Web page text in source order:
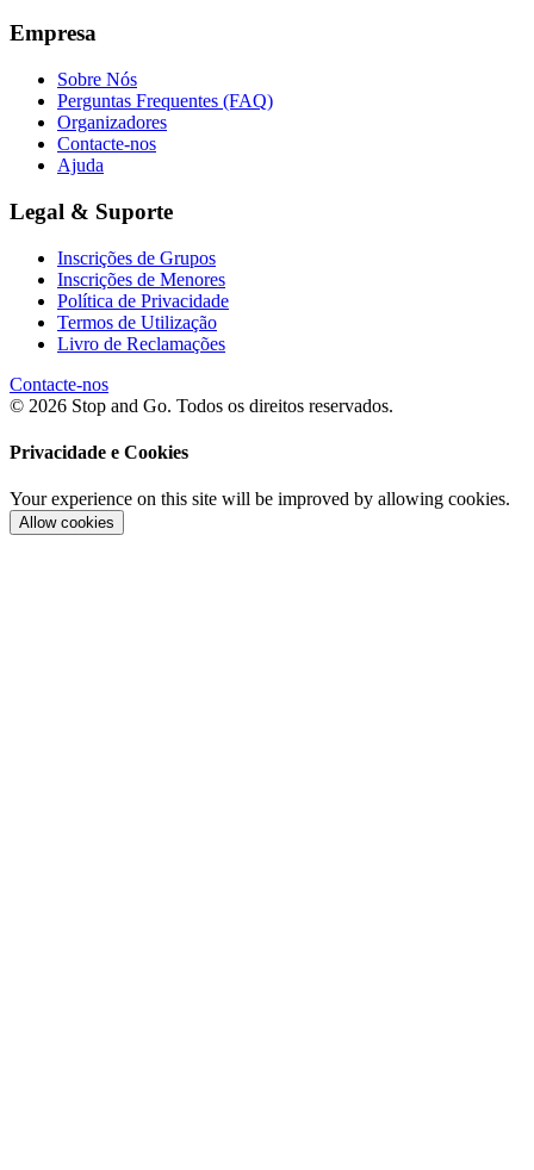
Empresa
Sobre Nós
Perguntas Frequentes (FAQ)
Organizadores
Contacte-nos
Ajuda
Legal & Suporte
Inscrições de Grupos
Inscrições de Menores
Política de Privacidade
Termos de Utilização
Livro de Reclamações
Contacte-nos
© 2026 Stop and Go. Todos os direitos reservados.
Privacidade e Cookies
Your experience on this site will be improved by allowing cookies.
Allow cookies